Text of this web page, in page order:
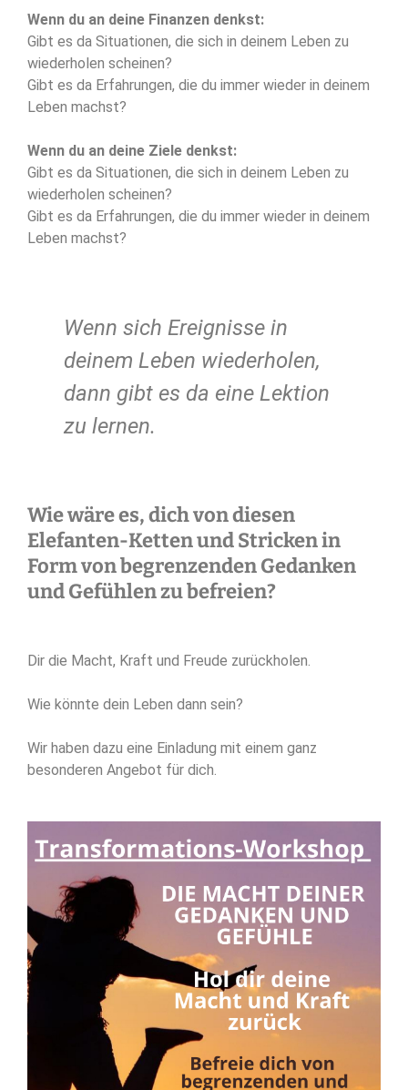
Wenn du an deine Finanzen denkst:
Gibt es da Situationen, die sich in deinem Leben zu
wiederholen scheinen?
Gibt es da Erfahrungen, die du immer wieder in deinem
Leben machst?
Wenn du an deine Ziele denkst:
Gibt es da Situationen, die sich in deinem Leben zu
wiederholen scheinen?
Gibt es da Erfahrungen, die du immer wieder in deinem
Leben machst?
Wenn sich Ereignisse in
deinem Leben wiederholen,
dann gibt es da eine Lektion
zu lernen.
Wie wäre es, dich von diesen
Elefanten-Ketten und Stricken in
Form von begrenzenden Gedanken
und Gefühlen zu befreien?
Dir die Macht, Kraft und Freude zurückholen.
Wie könnte dein Leben dann sein?
Wir haben dazu eine Einladung mit einem ganz
besonderen Angebot für dich.